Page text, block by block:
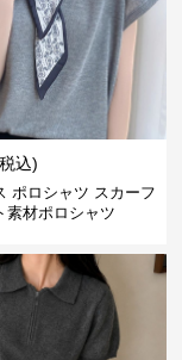
込)
ポロシャツ スカーフ
素材ポロシャツ